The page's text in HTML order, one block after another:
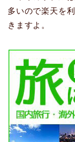
多いので楽天を
きますよ。